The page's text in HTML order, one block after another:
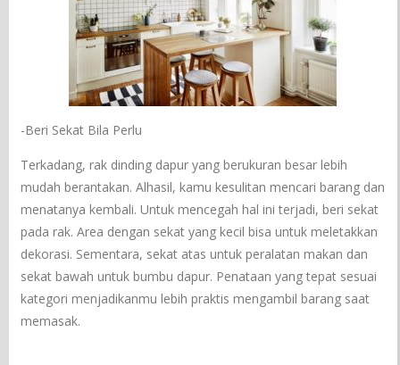
-Beri Sekat Bila Perlu
Terkadang, rak dinding dapur yang berukuran besar lebih
mudah berantakan. Alhasil, kamu kesulitan mencari barang dan
menatanya kembali. Untuk mencegah hal ini terjadi, beri sekat
pada rak. Area dengan sekat yang kecil bisa untuk meletakkan
dekorasi. Sementara, sekat atas untuk peralatan makan dan
sekat bawah untuk bumbu dapur. Penataan yang tepat sesuai
kategori menjadikanmu lebih praktis mengambil barang saat
memasak.